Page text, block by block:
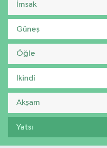
İmsak
Güneş
Öğle
İkindi
Akşam
Yatsı